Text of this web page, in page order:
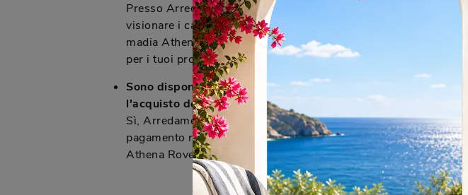
Presso Arredamenti Caprotti, vicino a Desio, puoi
visionare i campioni dei materiali e delle finiture per la tua
madia Athena. Il negozio offre una materioteca completa
per i tuoi progetti d'arredo.
Sono disponibili formule di pagamento rateizzate per
l'acquisto della madia Athena?
Sì, Arredamenti Caprotti offre diverse formule di
pagamento rateizzate per agevolare l'acquisto della madia
Athena Rovere Moka e degli altri arredi.